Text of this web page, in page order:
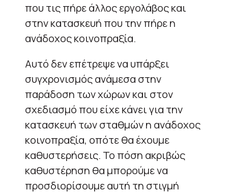
που τις πήρε άλλος εργολάβος και
στην κατασκευή που την πήρε η
ανάδοχος κοινοπραξία.
Αυτό δεν επέτρεψε να υπάρξει
συγχρονισμός ανάμεσα στην
παράδοση των χώρων και στον
σχεδιασμό που είχε κάνει για την
κατασκευή των σταθμών η ανάδοχος
κοινοπραξία, οπότε θα έχουμε
καθυστερήσεις. Το πόση ακριβώς
καθυστέρηση θα μπορούμε να
προσδιορίσουμε αυτή τη στιγμή